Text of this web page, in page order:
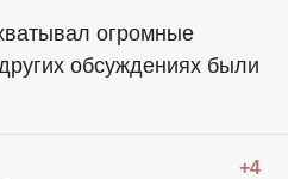
огромные
обсуждениях были
+4